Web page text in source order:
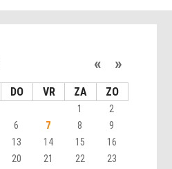
« »
DO VR ZA ZO
1
2
6 7 8
9
13 14 15
16
20 21 22
23